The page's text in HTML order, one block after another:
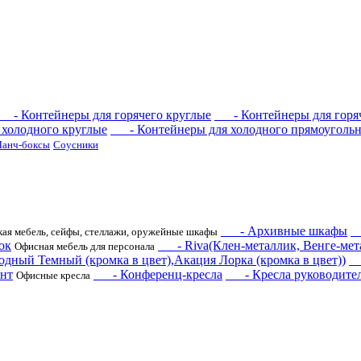
Контейнеры для горячего круглые
- Контейнеры для
круглые
- Контейнеры для холодного
боксы Соусники
мебель, сейфы, стеллажи, оружейные шкафы - Архивные шкафы
Офисная мебель для персонала
- Riva(Клен-металлик, Венге-
Темный (кромка в цвет),Акация Лорка (кромка в цвет))
Офисные кресла - Конференц-кресла - Кресла